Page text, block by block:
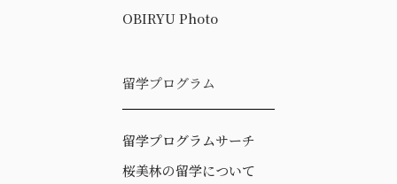
OBIRYU Photo
留学プログラム
留学プログラムサーチ
桜美林の留学について